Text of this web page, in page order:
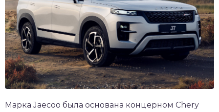
Марка Jaecoo была основана концерном Chery